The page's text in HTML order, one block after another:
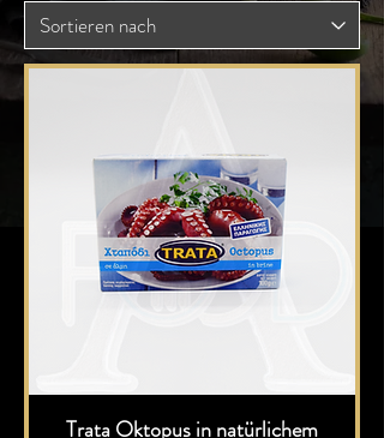
Trata Oktopus in natürlichem